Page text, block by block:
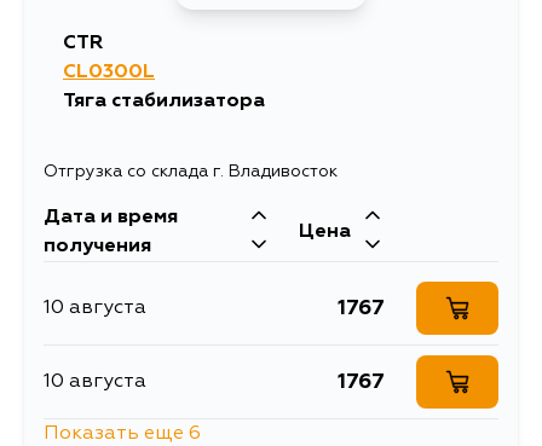
CTR
CL0300L
Тяга стабилизатора
Отгрузка со склада г. Владивосток
Дата и время
получения
Цена
10 августа 1767
10 августа 1767
Показать еще 6